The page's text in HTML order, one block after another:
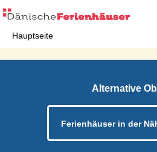
Hauptseite
Alternative
Ferienhäuser in der